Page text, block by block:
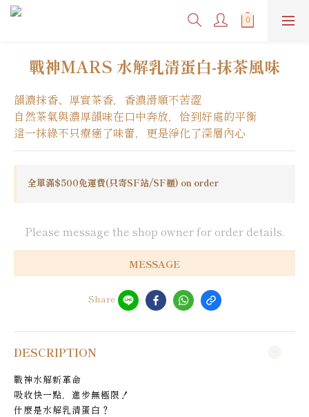
戰神MARS 水解乳清蛋白-抹茶風味
韻濃抹香、厚實茶香，香濃滑順不苦澀
自然茶氣與濃厚韻味在口中奔放，恰到好處的平衡
這一抹綠不只療癒了味蕾，更是淨化了深層內心
全單滿$500免運費(只寄SF站/SF櫃) on order
Please message the shop owner for order details.
MESSAGE
Share
DESCRIPTION
戰神水解新革命
吸收快一點，進步無極限！
什麼是水解乳清蛋白？